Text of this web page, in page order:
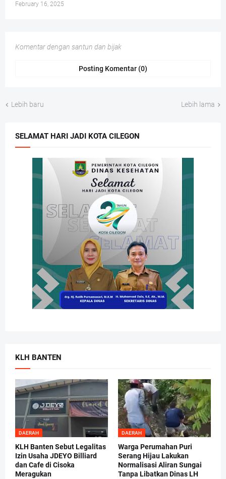
February 16, 2025
Komentar dengan santun dan bijak
Posting Komentar (0)
Lebih baru Lebih lama
SELAMAT HARI JADI KOTA CILEGON
KLH BANTEN
DAERAH
KLH Banten Sebut Legalitas
Izin Usaha JDEYO Billiard
dan Cafe di Cisoka
Meragukan
DAERAH
Warga Perumahan Puri
Serang Hijau Lakukan
Normalisasi Aliran Sungai
Tanpa Libatkan Dinas LH